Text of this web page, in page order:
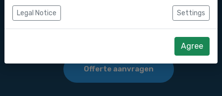
Zapier
Start direct
Offerte aanvragen
Legal Notice Settings
Agree